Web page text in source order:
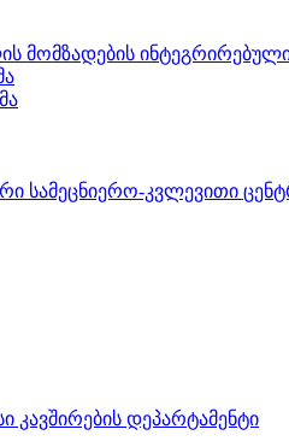
მომზადების
სამეცნიერო-კვლევითი
დეპარტამენტი